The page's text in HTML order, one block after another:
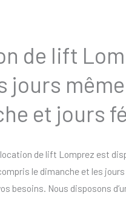
de lift
jours
et jours
de lift Lomprez est
le dimanche et les
besoins. Nous disposons